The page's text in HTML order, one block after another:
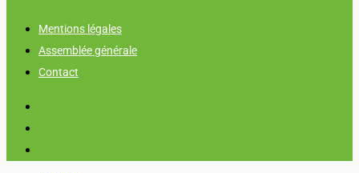
Mentions légales
Assemblée générale
Contact